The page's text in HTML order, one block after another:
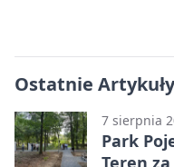
Ostatnie Artykuły
7 sierpnia
Park
Teren